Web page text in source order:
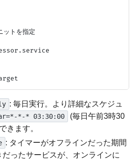
ットを指定
: 毎日実行。より詳細なスケジュ
*-* 03:30:00
(毎日午前3時30
きます。
: タイマーがオフラインだった期間
ったサービスが、オンラインに